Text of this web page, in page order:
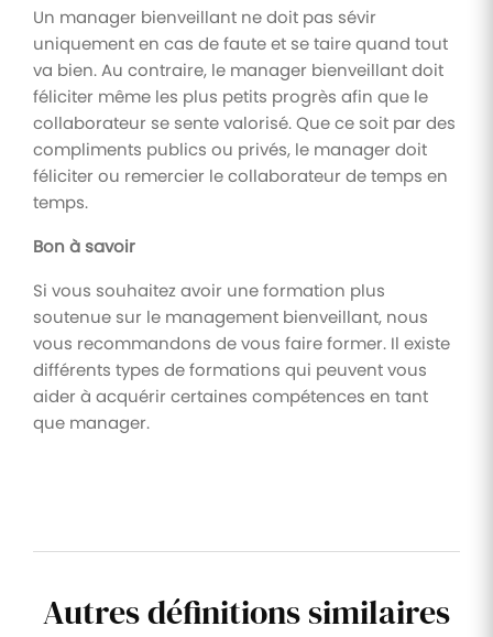
Un manager bienveillant ne doit pas sévir
uniquement en cas de faute et se taire quand tout
va bien. Au contraire, le manager bienveillant doit
féliciter même les plus petits progrès afin que le
collaborateur se sente valorisé. Que ce soit par des
compliments publics ou privés, le manager doit
féliciter ou remercier le collaborateur de temps en
temps.
Bon à savoir
Si vous souhaitez avoir une formation plus
soutenue sur le management bienveillant, nous
vous recommandons de vous faire former. Il existe
différents types de formations qui peuvent vous
aider à acquérir certaines compétences en tant
que manager.
Autres définitions similaires